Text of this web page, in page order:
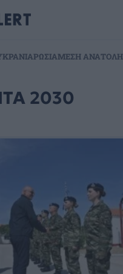
ΡΩΣΙΑΜΕΣΗ ΑΝΑΤΟΛΗ
2030